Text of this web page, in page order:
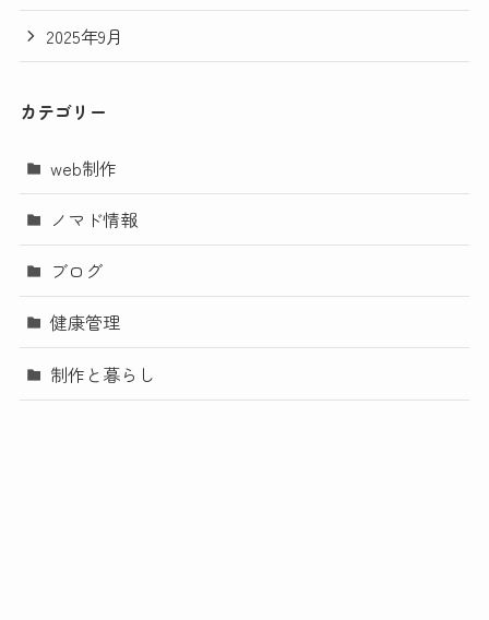
2025年9月
カテゴリー
web制作
ノマド情報
ブログ
健康管理
制作と暮らし